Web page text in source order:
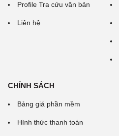
Profile Tra cứu văn bản
Liên hệ
CHÍNH SÁCH
Bảng giá phần mềm
Hình thức thanh toán